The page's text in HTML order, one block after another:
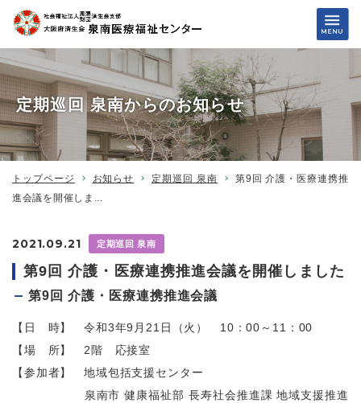
定期巡回 泉南からのお知らせ
トップページ お知らせ 定期巡回 泉南
第9回 介護・医療連携推
進会議を開催しま...
2021.09.21 定期巡回 泉南
第9回 介護・医療連携推進会議を開催しました
第9回 介護・医療連携推進会議
【日 時】 令和3年9月21日（火） 10：00～11：00
【場 所】 2階 応接室
【参加者】 地域包括支援センター
泉南市 健康福祉部 長寿社会推進課 地域支援推進